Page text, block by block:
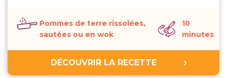
Pommes de terre rissolées,
sautées ou en wok
10
minutes
DÉCOUVRIR LA RECETTE